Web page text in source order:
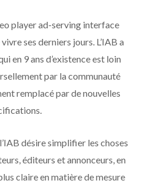
player ad-serving interface
ses derniers jours. L’IAB a
en 9 ans d’existence est loin
par la communauté
remplacé par de nouvelles
désire simplifier les choses
éditeurs et annonceurs, en
claire en matière de mesure